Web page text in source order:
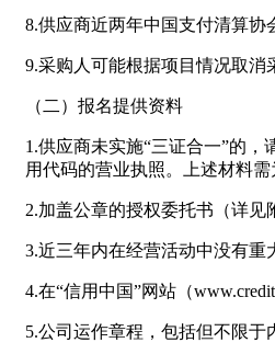
8.供应商近两年中国支付清算协
9.采购人可能根据项目情况取消
（二）报名提供资料
1.供应商未实施“三证合一”的
用代码的营业执照。上述材料需
2.加盖公章的授权委托书（详见
3.近三年内在经营活动中没有重
4.在“信用中国”网站（
5.公司运作章程，包括但不限于